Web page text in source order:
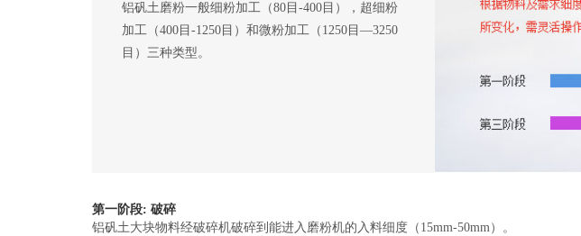
铝矾土磨粉一般细粉加工（80目-400目），超细粉
加工（400目-1250目）和微粉加工（1250目—3250
目）三种类型。
第一阶段: 破碎
铝矾土大块物料经破碎机破碎到能进入磨粉机的入料细度（15mm-50mm）。